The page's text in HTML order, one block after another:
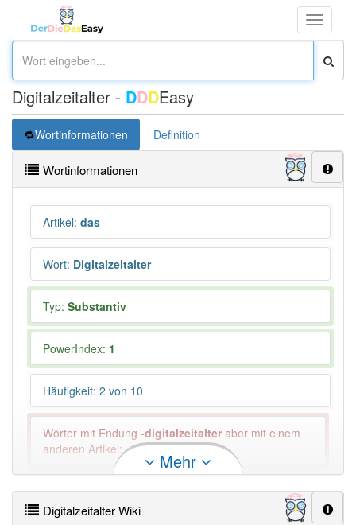
Toggle
Digitalzeitalter - DDDEasy
Wortinformationen Definition
Wortinformationen
Artikel: das
Wort: Digitalzeitalter
Typ: Substantiv
PowerIndex: 1
Häufigkeit: 2 von 10
Wörter mit Endung -digitalzeitalter aber mit einem
anderen Artikel: -1
91% unserer Spielapp-Nutzer haben den Artikel
korrekt erraten.
Mehr
Digitalzeitalter Wiki